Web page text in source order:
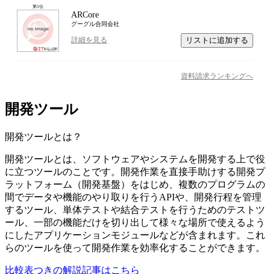
第3位
ARCore
グーグル合同会社
詳細を見る リストに追加する
資料請求ランキングへ
開発ツール
開発ツールとは？
開発ツールとは、ソフトウェアやシステムを開発する上で役
に立つツールのことです。開発作業を直接手助けする開発プ
ラットフォーム（開発基盤）をはじめ、複数のプログラムの
間でデータや機能のやり取りを行うAPIや、開発行程を管理
するツール、単体テストや結合テストを行うためのテストツ
ール、一部の機能だけを切り出して様々な場所で使えるよう
にしたアプリケーションモジュールなどが含まれます。これ
らのツールを使って開発作業を効率化することができます。
比較表つきの解説記事はこちら